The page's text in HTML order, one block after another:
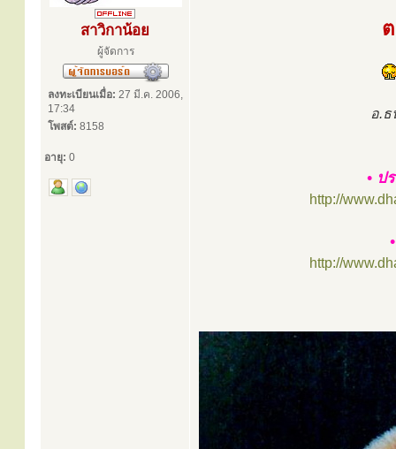
สาวิกาน้อย
ผู้จัดการ
ลงทะเบียนเมื่อ: 27 มี.ค. 2006,
17:34
โพสต์: 8158
อายุ: 0
อ.
• ป
http://
http://